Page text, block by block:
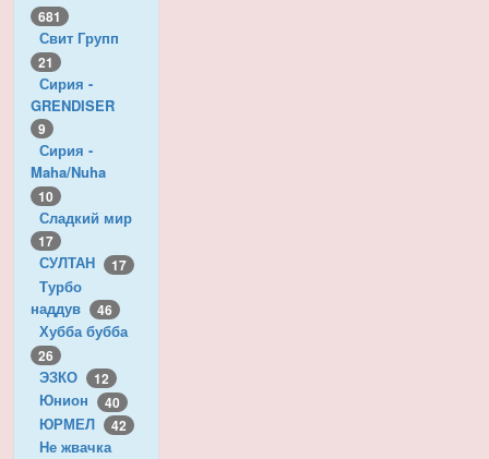
681
Свит Групп
21
Сирия -
GRENDISER
9
Сирия -
Maha/Nuha
10
Сладкий мир
17
СУЛТАН 17
Турбо
наддув
46
Хубба бубба
26
ЭЗКО 12
Юнион 40
ЮРМЕЛ 42
Не жвачка